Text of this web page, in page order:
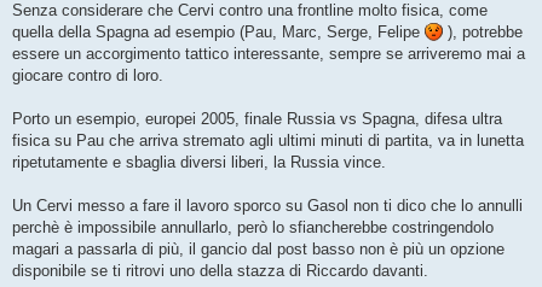
Senza considerare che Cervi contro una frontline molto fisica, come
quella della Spagna ad esempio (Pau, Marc, Serge, Felipe
), potrebbe
essere un accorgimento tattico interessante, sempre se arriveremo mai a
giocare contro di loro.
Porto un esempio, europei 2005, finale Russia vs Spagna, difesa ultra
fisica su Pau che arriva stremato agli ultimi minuti di partita, va in lunetta
ripetutamente e sbaglia diversi liberi, la Russia vince.
Un Cervi messo a fare il lavoro sporco su Gasol non ti dico che lo annulli
perchè è impossibile annullarlo, però lo sfiancherebbe costringendolo
magari a passarla di più, il gancio dal post basso non è più un opzione
disponibile se ti ritrovi uno della stazza di Riccardo davanti.